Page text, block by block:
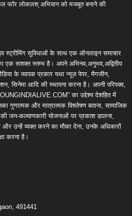
फॉर लोकलश् अभियान को मजबूत बनाने की
स्ट्रीमिंग सुविधाओं के साथ एक ऑनलाइन समाचार
एक सशक्त स्तम्भ है। अपने अभिनव,अनुभव,अद्वितीय
के व्यापक प्रकार यथा न्यूज़ पेपर, मैगजीन,
सिनेमा आदि की स्थापना करना है। अपनी परिपक्व,
का उद्देश्य देशहित में
गुणात्मक और मात्रात्मक विश्लेषण बताना, सामाजिक
जन-कल्याणकारी योजनाओं पर प्रकाश डालना,
और उन्हें व्यक्त करने का मौका देना, उनके अधिकारों
करना है।
491441